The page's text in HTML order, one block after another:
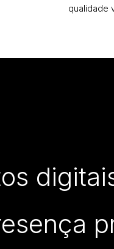
qualidade